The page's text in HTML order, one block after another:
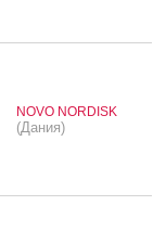
NOVO NORDISK
(Дания)